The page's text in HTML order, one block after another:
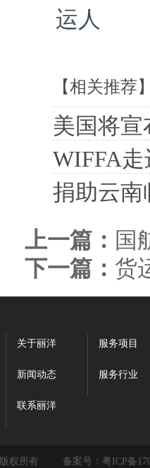
运人
【相关推荐
美国将
WIFFA
捐助云南
上一篇： 国
下一篇： 货
关于丽洋 服务项目
新闻动态 服务行业
联系丽洋
版权所有 备案号： 粤ICP备